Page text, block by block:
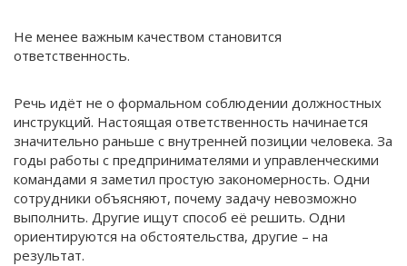
Не менее важным качеством становится
ответственность.
Речь идёт не о формальном соблюдении должностных
инструкций. Настоящая ответственность начинается
значительно раньше с внутренней позиции человека. За
годы работы с предпринимателями и управленческими
командами я заметил простую закономерность. Одни
сотрудники объясняют, почему задачу невозможно
выполнить. Другие ищут способ её решить. Одни
ориентируются на обстоятельства, другие – на
результат.